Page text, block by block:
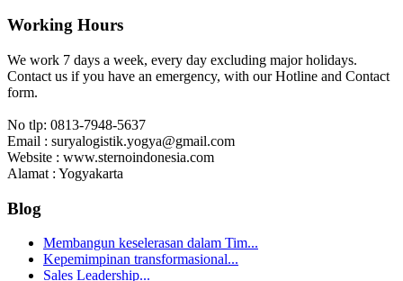
Working Hours
We work 7 days a week, every day excluding major holidays.
Contact us if you have an emergency, with our Hotline and Contact
form.
No tlp: 0813-7948-5637
Email : suryalogistik.yogya@gmail.com
Website : www.sternoindonesia.com
Alamat : Yogyakarta
Blog
Membangun keselerasan dalam Tim...
Kepemimpinan transformasional...
Sales Leadership...